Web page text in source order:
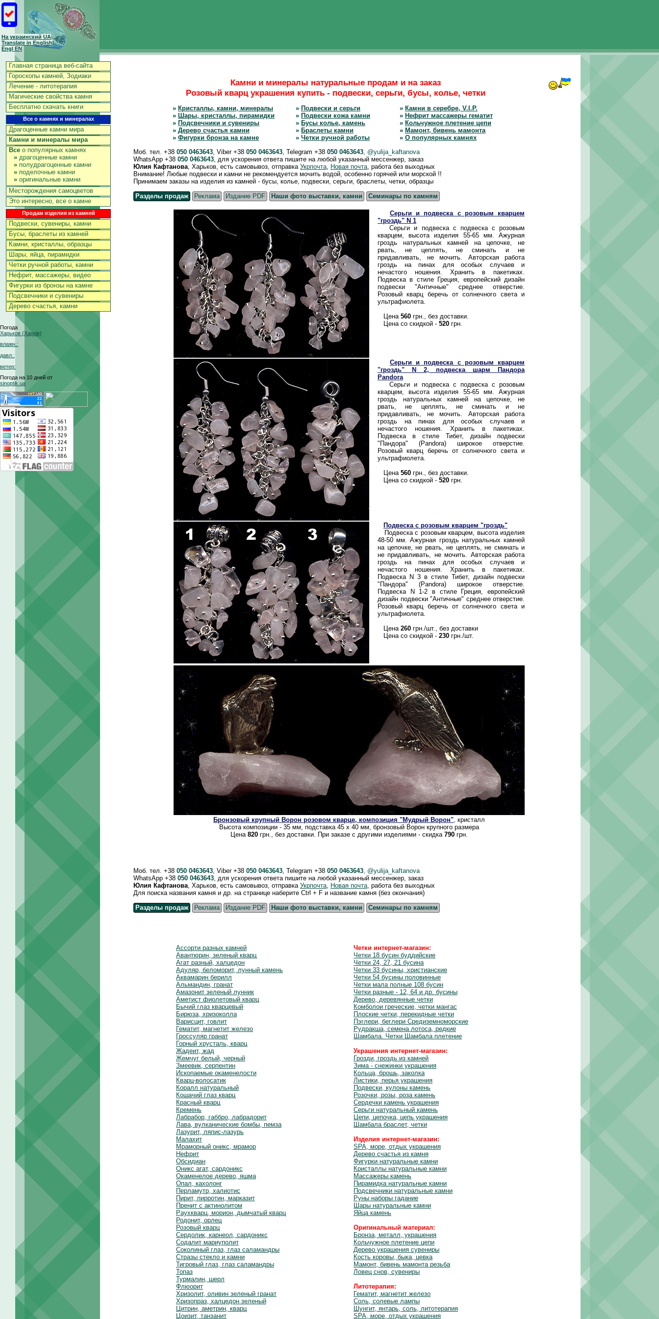
На украинский UA
Translate in English
Engl EN
Главная страница веб-сайта
Гороскопы камней, Зодиаки
Лечение - литотерапия
Магические свойства камня
Бесплатно скачать книги
Все о камнях и минералах
Драгоценные камни мира
Камни и минералы мира
Все о популярных камнях
» драгоценные камни
» полудрагоценные камни
» поделочные камни
» оригинальные камни
Месторождения самоцветов
Это интересно, все о камне
Продам изделия из камней
Подвески, сувениры, камни
Бусы, браслеты из камней
Камни, кристаллы, образцы
Шары, яйца, пирамидки
Четки ручной работы, камни
Нефрит, массажеры, видео
Фигурки из бронзы на камне
Подсвечники и сувениры
Дерево счастья, камни
Камни и минералы натуральные продам и на заказ
Розовый кварц украшения купить - подвески, серьги, бусы, колье, четки
» Кристаллы, камни, минералы
» Шары, кристаллы, пирамидки
» Подсвечники и сувениры
» Дерево счастья камни
» Фигурки бронза на камне
» Подвески и серьги
» Подвески кожа камни
» Бусы колье, камень
» Браслеты камни
» Четки ручной работы
» Камни в серебре, V.I.P.
» Нефрит массажеры гематит
» Кольчужное плетение цепи
» Мамонт, бивень мамонта
» О популярных камнях
Моб. тел. +38 050 0463643 , Viber +38 050 0463643 , Telegram +38 050 0463643 , @yulija_kaftanova
WhatsApp +38 050 0463643 , для ускорения ответа пишите на любой указанный мессенжер, заказ
Юлия Кафтанова , Харьков, есть самовывоз, отправка Укрпочта Новая почта , работа без выходных
Внимание! Любые подвески и камни не рекомендуется мочить водой, особенно горячей или морской !!
Принимаем заказы на изделия из камней - бусы, колье, подвески, серьги, браслеты, четки, образцы
Разделы продаж Реклама Издание PDF Наши фото выставки, камни Семинары по камням
Серьги и подвеска с розовым кварцем
"гроздь" N 1
Серьги и подвеска с подвеска с розовым
кварцем, высота изделия 55-65 мм. Ажурная
гроздь натуральных камней на цепочке, не
рвать, не цеплять, не сминать и не
придавливать, не мочить. Авторская работа
гроздь на пинах для особых случаев и
нечастого ношения. Хранить в пакетиках.
Подвеска в стиле Греция, европейский дизайн
подвески "Античные" среднее отверстие.
Розовый кварц беречь от солнечного света и
ультрафиолета.
Цена 560 грн., без доставки.
Цена со скидкой - 520 грн.
Серьги и подвеска с розовым кварцем
"гроздь" N 2, подвеска шарм Пандора
Pandora
Серьги и подвеска с подвеска с розовым
кварцем, высота изделия 55-65 мм. Ажурная
гроздь натуральных камней на цепочке, не
рвать, не цеплять, не сминать и не
придавливать, не мочить. Авторская работа
гроздь на пинах для особых случаев и
нечастого ношения. Хранить в пакетиках.
Подвеска в стиле Тибет, дизайн подвески
"Пандора" (Pandora) широкое отверстие.
Розовый кварц беречь от солнечного света и
ультрафиолета.
Цена 560 грн., без доставки.
Цена со скидкой - 520 грн.
Подвеска с розовым кварцем "гроздь"
Подвеска с розовым кварцем, высота изделия
48-50 мм. Ажурная гроздь натуральных камней
на цепочке, не рвать, не цеплять, не сминать и
не придавливать, не мочить. Авторская работа
гроздь на пинах для особых случаев и
нечастого ношения. Хранить в пакетиках.
Подвеска N 3 в стиле Тибет, дизайн подвески
"Пандора" (Pandora) широкое отверстие.
Подвеска N 1-2 в стиле Греция, европейский
дизайн подвески "Античные" среднее отверстие.
Розовый кварц беречь от солнечного света и
ультрафиолета.
Цена 260 грн./шт., без доставки
Цена со скидкой - 230 грн./шт.
Бронзовый крупный Ворон розовом кварце, композиция "Мудрый Ворон", кристалл
Высота композиции - 35 мм, подставка 45 х 40 мм, бронзовый Ворон крупного размера
Цена 820 грн., без доставки. При заказе с другими изделиями - скидка 790 грн.
Моб. тел. +38 050 0463643 , Viber +38 050 0463643 , Telegram +38 050 0463643 , @yulija_kaftanova
WhatsApp +38 050 0463643 , для ускорения ответа пишите на любой указанный мессенжер, заказ
Юлия Кафтанова , Харьков, есть самовывоз, отправка Укрпочта Новая почта , работа без выходных
Для поиска названия камня и др. на странице наберите Ctrl + F и название камня (без окончания)
Разделы продаж Реклама Издание PDF Наши фото выставки, камни Семинары по камням
Ассорти разных камней
Авантюрин, зеленый кварц
Агат разный, халцедон
Адуляр, беломорит, лунный камень
Аквамарин берилл
Альмандин, гранат
Амазонит зеленый лунник
Аметист фиолетовый кварц
Бычий глаз кварцевый
Бирюза, хризоколла
Варисцит, говлит
Гематит, магнетит железо
Гроссуляр гранат
Горный хрусталь, кварц
Жадеит, жад
Жемчуг белый, черный
Змеевик, серпентин
Ископаемые окаменелости
Кварц-волосатик
Коралл натуральный
Кошачий глаз кварц
Красный кварц
Кремень
Лабрабор, габбро, лабрадорит
Лава, вулканические бомбы, пемза
Лазурит, ляпис-лазурь
Малахит
Мраморный оникс, мрамор
Нефрит
Обсидиан
Оникс агат, сардоникс
Окаменелое дерево, яшма
Опал, кахолонг
Перламутр, халиотис
Пирит, пирротин, марказит
Пренит с актинолитом
Раухкварц, морион, дымчатый кварц
Родонит, орлец
Розовый кварц
Сердолик, карнеол, сардоникс
Содалит мариуполит
Соколиный глаз, глаз саламандры
Стразы стекло и камни
Тигровый глаз, глаз саламандры
Топаз
Турмалин, шерл
Флюорит
Хризолит, оливин зеленый гранат
Хризопраз, халцедон зеленый
Цитрин, аметрин, кварц
Цоизит, танзанит
Четки интернет-магазин:
Четки 18 бусин буддийские
Четки 24, 27, 21 бусина
Четки 33 бусины, христианские
Четки 54 бусины половинные
Четки мала полные 108 бусин
Четки разные - 12, 64 и др. бусины
Дерево, деревянные четки
Комболои греческие, четки мангас
Плоские четки, перекидные четки
Пэглери, беглери Средиземноморские
Рудракша, семена лотоса, редкие
Шамбала. Четки Шамбала плетение
Украшения интернет-магазин:
Грозди, гроздь из камней
Зима - снежинки украшения
Кольца, брошь, заколка
Листики, перья украшения
Подвески, кулоны камень
Розочки, розы, роза камень
Сердечки камень украшения
Серьги натуральный камень
Цепи, цепочка, цепь украшения
Шамбала браслет, четки
Изделия интернет-магазин:
SPA, море, отдых украшения
Дерево счастья из камня
Фигурки натуральные камни
Кристаллы натуральные камни
Массажеры камень
Пирамидка натуральные камни
Подсвечники натуральные камни
Руны наборы гадание
Шары натуральные камни
Яйца камень
Оригинальный материал:
Бронза, металл, украшения
Кольчужное плетение цепи
Дерево украшения сувениры
Кость коровы, быка, цевка
Мамонт, бивень мамонта резьба
Ловец снов, сувениры
Литотерапия:
Гематит, магнетит железо
Соль, солевые лампы
Шунгит, янтарь, соль, литотерапия
SPA, море, отдых украшения
Погода
Харьков (Харків)
влажн.:
давл.:
ветер:
Погода на 10 дней от
sinoptik.ua